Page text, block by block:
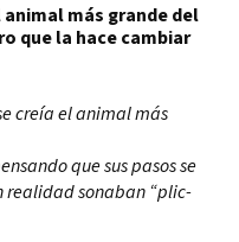
más grande del
que la hace cambiar
creía el animal más
que sus pasos se
realidad sonaban “plic-